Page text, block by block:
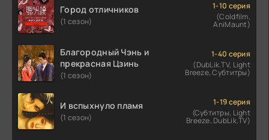
Город отличников
(1 сезон)
1-10 серия
(Coldfilm,
AniMaunt)
Благородный Чэнь и
прекрасная Цзинь
(1 сезон)
1-40 серия
(DubLik.TV, Light
Breeze, Субтитры)
И вспыхнуло пламя
(1 сезон)
1-19 серия
(Субтитры, Light
Breeze, DubLik.TV)